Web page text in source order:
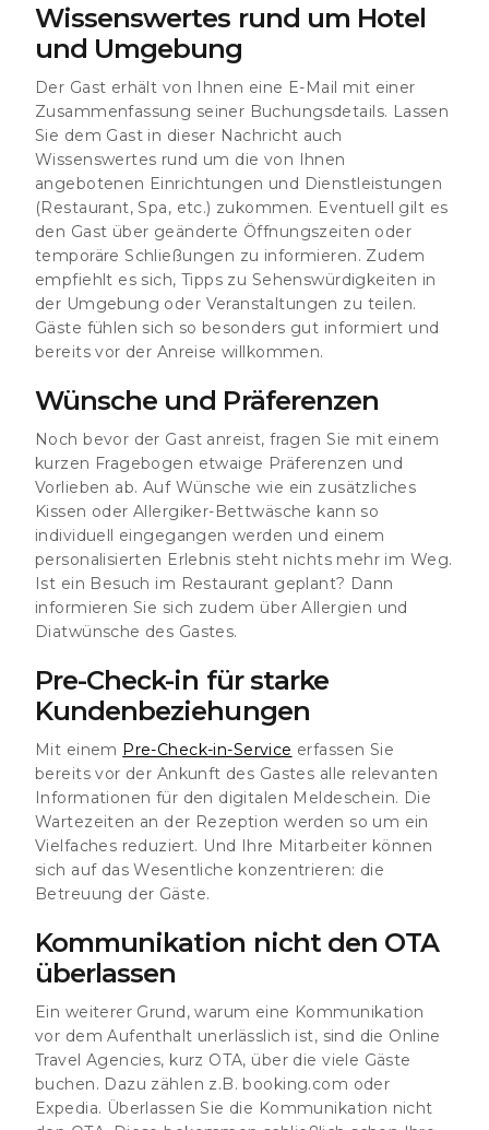
Wissenswertes rund um Hotel
und Umgebung
Der Gast erhält von Ihnen eine E-Mail mit einer
Zusammenfassung seiner Buchungsdetails. Lassen
Sie dem Gast in dieser Nachricht auch
Wissenswertes rund um die von Ihnen
angebotenen Einrichtungen und Dienstleistungen
(Restaurant, Spa, etc.) zukommen. Eventuell gilt es
den Gast über geänderte Öffnungszeiten oder
temporäre Schließungen zu informieren. Zudem
empfiehlt es sich, Tipps zu Sehenswürdigkeiten in
der Umgebung oder Veranstaltungen zu teilen.
Gäste fühlen sich so besonders gut informiert und
bereits vor der Anreise willkommen.
Wünsche und Präferenzen
Noch bevor der Gast anreist, fragen Sie mit einem
kurzen Fragebogen etwaige Präferenzen und
Vorlieben ab. Auf Wünsche wie ein zusätzliches
Kissen oder Allergiker-Bettwäsche kann so
individuell eingegangen werden und einem
personalisierten Erlebnis steht nichts mehr im Weg.
Ist ein Besuch im Restaurant geplant? Dann
informieren Sie sich zudem über Allergien und
Diatwünsche des Gastes.
Pre-Check-in für starke
Kundenbeziehungen
Mit einem Pre-Check-in-Service erfassen Sie
bereits vor der Ankunft des Gastes alle relevanten
Informationen für den digitalen Meldeschein. Die
Wartezeiten an der Rezeption werden so um ein
Vielfaches reduziert. Und Ihre Mitarbeiter können
sich auf das Wesentliche konzentrieren: die
Betreuung der Gäste.
Kommunikation nicht den OTA
überlassen
Ein weiterer Grund, warum eine Kommunikation
vor dem Aufenthalt unerlässlich ist, sind die Online
Travel Agencies, kurz OTA, über die viele Gäste
buchen. Dazu zählen z.B. booking.com oder
Expedia. Überlassen Sie die Kommunikation nicht